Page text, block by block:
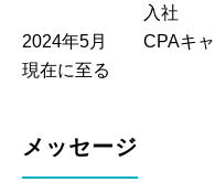
入社
2024年5月
CPAキ
現在に至る
メッセージ